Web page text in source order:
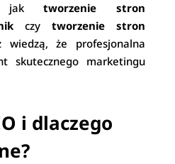
jaktworzenie stron
czy tworzenie stron
wiedzą, że profesjonalna
skutecznego marketingu
i dlaczego